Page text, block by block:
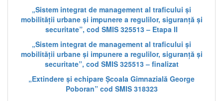
„Sistem integrat de management al traficului și
mobilității urbane și impunere a regulilor, siguranță și
securitate”, cod SMIS 325513 – Etapa II
„Sistem integrat de management al traficului și
mobilității urbane și impunere a regulilor, siguranță și
securitate”, cod SMIS 325513 – finalizat
„Extindere și echipare Școala Gimnazială George
Poboran” cod SMIS 318323